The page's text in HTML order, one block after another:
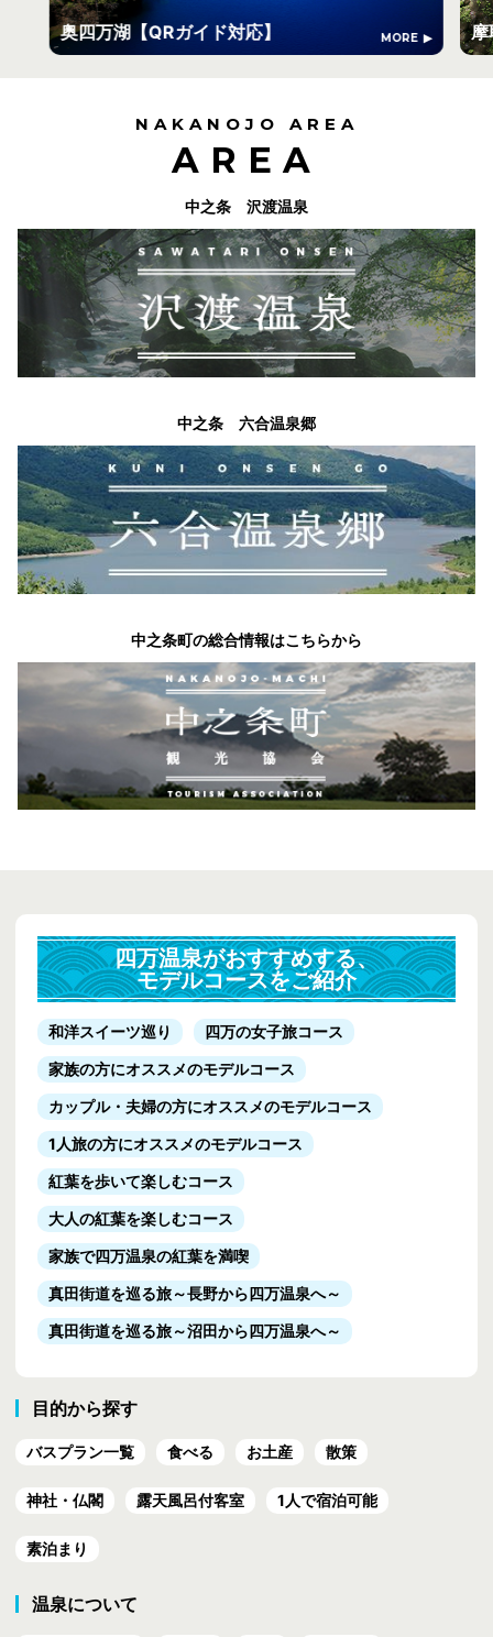
奥四万湖【QRガイド対応】 MORE 摩
NAKANOJO AREA
AREA
中之条 沢渡温泉
中之条 六合温泉郷
中之条町の総合情報はこちらから
四万温泉がおすすめする、
モデルコースをご紹介
和洋スイーツ巡り
四万の女子旅コース
家族の方にオススメのモデルコース
カップル・夫婦の方にオススメのモデルコース
1人旅の方にオススメのモデルコース
紅葉を歩いて楽しむコース
大人の紅葉を楽しむコース
家族で四万温泉の紅葉を満喫
真田街道を巡る旅～長野から四万温泉へ～
真田街道を巡る旅～沼田から四万温泉へ～
目的から探す
バスプラン一覧 食べる お土産 散策
神社・仏閣 露天風呂付客室 1人で宿泊可能
素泊まり
温泉について